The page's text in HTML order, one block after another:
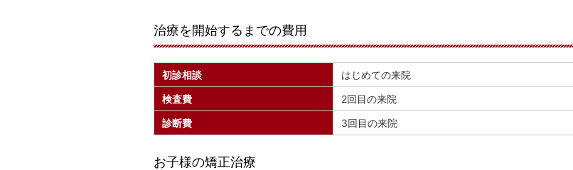
治療を開始するまでの費用
初診相談 はじめての来院
検査費
2回目の来院
診断費
3回目の来院
お子様の矯正治療